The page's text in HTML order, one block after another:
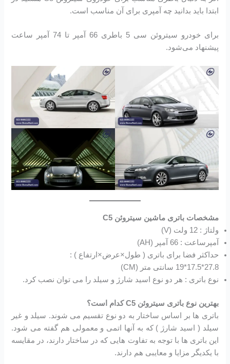
ابتدا باید بدانید چه آمپری برای آن مناسب است.
برای خودرو سیتروئن سی 5 باطری 66 آمپر تا 74 آمپر ساعت
پیشنهاد می‌شود.
مشخصات باتری ماشین سیتروئن C5
ولتاژ : 12 ولت (V)
آمپرساعت : 66 آمپر (AH)
حداکثر فضا برای باتری ( طول×عرض×ارتفاع ) :
27.8*17.5*19 سانتی متر (CM)
نوع باتری : هر دو نوع اسید شارژ و سیلد را می توان نصب کرد.
بهترین نوع باتری سیتروئن C5 کدام است؟
باتری ها بر اساس ساختار به دو نوع تقسیم می شوند. سیلد و غیر
سیلد ( اسید شارژ ) که به آنها اتمی و معمولی هم گفته می شود.
این باتری ها با توجه به تفاوت هایی که در ساختار دارند، در مقایسه
با یکدیگر مزایا و معایبی هم دارند.